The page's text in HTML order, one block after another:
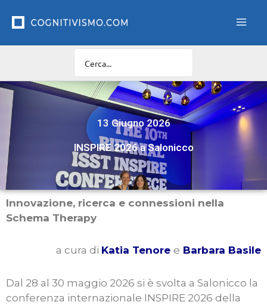
13 Giugno 2026
INSPIRE 2026 a Salonicco
Innovazione, ricerca e connessioni nella
Schema Therapy
a cura di Katia Tenore e Barbara Basile
Dal 28 al 30 maggio 2026 si è svolta a Salonicco la
conferenza internazionale INSPIRE 2026 della